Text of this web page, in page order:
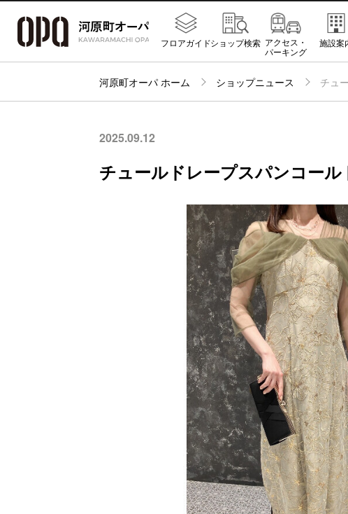
フロアガイドショップ検索 アクセス・
パーキング
施設案
河原町オーパ ホーム ショップニュース チュ
2025.09.12
チュールドレープスパンコール